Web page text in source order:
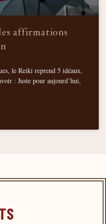
affirmations
le Reiki reprend 5 idéaux,
: Juste pour aujourd’hui,